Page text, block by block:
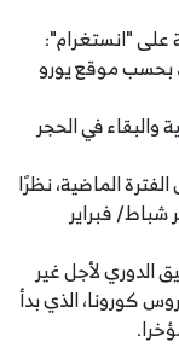
على "انستغرام":
بطريقة سيئة"، بحسب موقع يورو
والبقاء في الحجر
الماضية، نظرًا
شباط/ فبراير
الدوري لأجل غير
كورونا، الذي بدأ